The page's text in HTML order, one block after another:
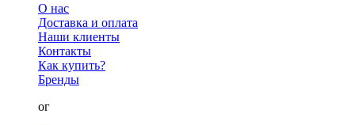
О нас
Доставка и оплата
Наши клиенты
Контакты
Как купить?
Бренды
Каталог